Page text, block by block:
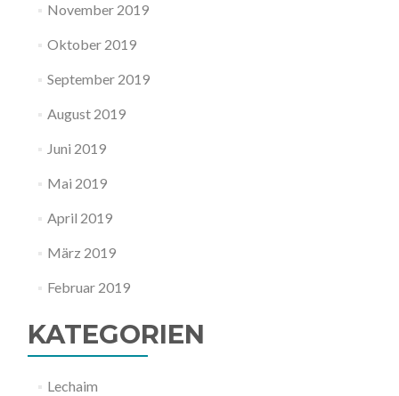
November 2019
Oktober 2019
September 2019
August 2019
Juni 2019
Mai 2019
April 2019
März 2019
Februar 2019
KATEGORIEN
Lechaim